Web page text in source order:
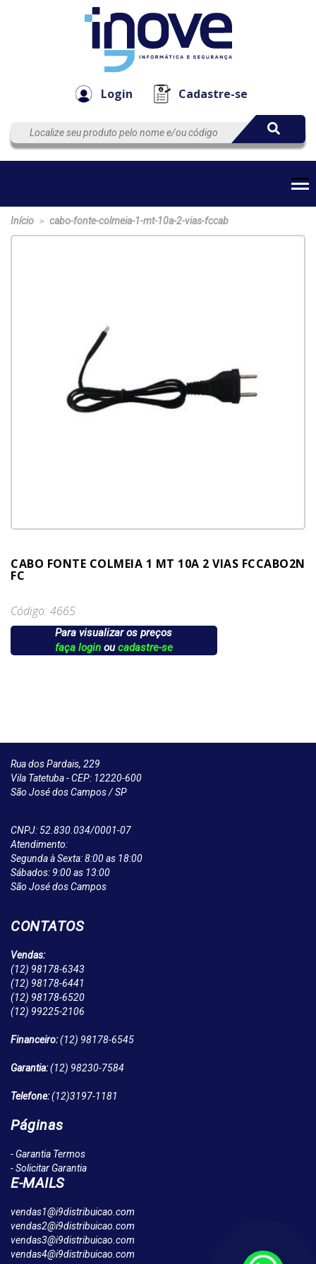
Login Cadastre-se
EmpresaAutomação
Início > cabo-fonte-colmeia-1-mt-10a-2-vias-fccab
CABO FONTE COLMEIA 1 MT 10A 2 VIAS FCCABO2N
FC
Código: 4665
Para visualizar os preços
faça loginoucadastre-se
Rua dos Pardais, 229
Vila Tatetuba - CEP: 12220-600
São José dos Campos / SP
CNPJ: 52.830.034/0001-07
Atendimento:
Segunda à Sexta: 8:00 as 18:00
Sábados: 9:00 as 13:00
São José dos Campos
CONTATOS
Vendas:
(12) 98178-6343
(12) 98178-6441
(12) 98178-6520
(12) 99225-2106
Financeiro:(12) 98178-6545
Garantia:(12) 98230-7584
Telefone:(12)3197-1181
Páginas
- Garantia Termos
- Solicitar Garantia
E-MAILS
vendas1@i9distribuicao.com
vendas2@i9distribuicao.com
vendas3@i9distribuicao.com
vendas4@i9distribuicao.com